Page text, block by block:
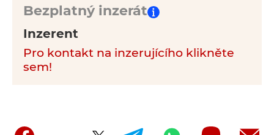
Bezplatný inzerát
Inzerent
Pro kontakt na inzerujícího klikněte
sem!